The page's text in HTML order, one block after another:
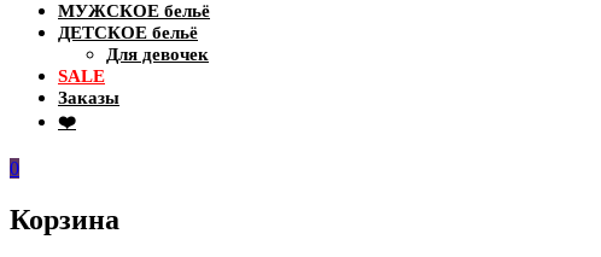
МУЖСКОЕ бельё
ДЕТСКОЕ бельё
Для девочек
SALE
Заказы
❤️
0
Корзина